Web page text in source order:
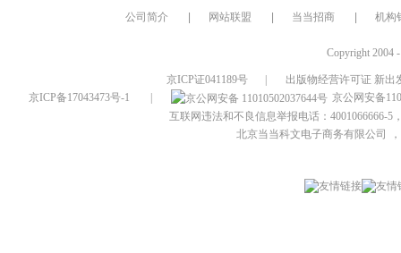
公司简介 网站联盟 当当招商 机构
Copyright 2004
京ICP证041189号
出版物经营许可证 新出
京ICP备17043473号-1
京公网安备
互联网违法和不良信息举报电话：4001066666-5
北京当当科文电子商务有限公司